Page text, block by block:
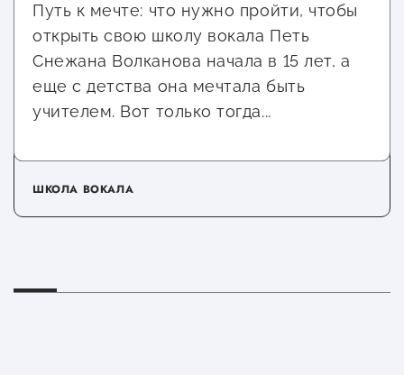
Путь к мечте: что нужно пройти, чтобы
открыть свою школу вокала Петь
Снежана Волканова начала в 15 лет, а
еще с детства она мечтала быть
учителем. Вот только тогда...
ШКОЛА ВОКАЛА